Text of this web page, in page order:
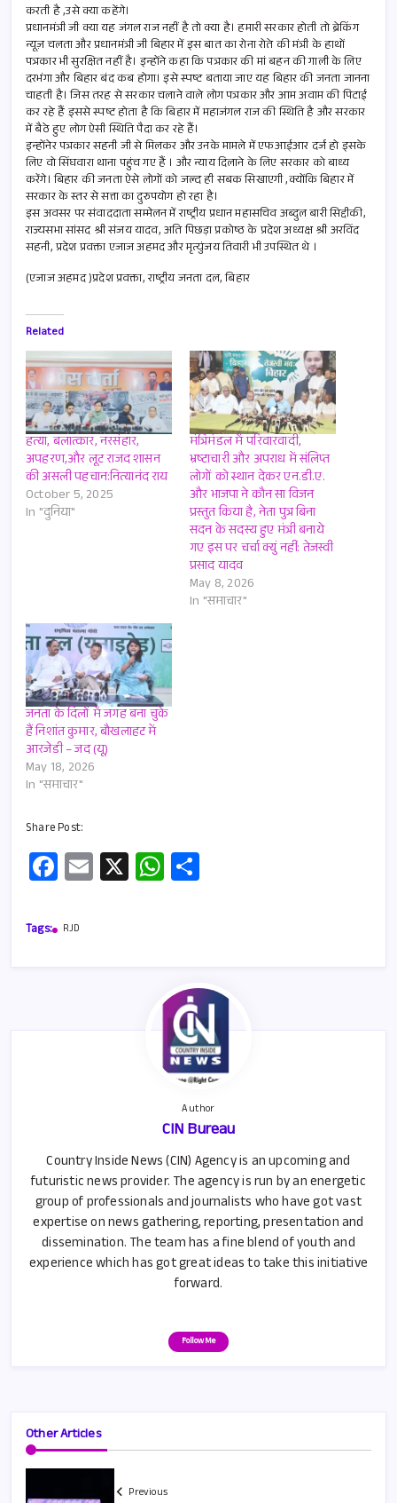
करती है ,उसे क्या कहेंगे।
प्रधानमंत्री जी क्या यह जंगल राज नहीं है तो क्या है। हमारी सरकार होती तो ब्रेकिंग
न्यूज़ चलता और प्रधानमंत्री जी बिहार में इस बात का रोना रोते की मंत्री के हाथों
पत्रकार भी सुरक्षित नहीं है। इन्होंने कहा कि पत्रकार की मां बहन की गाली के लिए
दरभंगा और बिहार बंद कब होगा। इसे स्पष्ट बताया जाए यह बिहार की जनता जानना
चाहती है। जिस तरह से सरकार चलाने वाले लोग पत्रकार और आम अवाम की पिटाई
कर रहे हैं इससे स्पष्ट होता है कि बिहार में महाजंगल राज की स्थिति है और सरकार
में बैठे हुए लोग ऐसी स्थिति पैदा कर रहे हैं।
इन्होंनेर पत्रकार सहनी जी से मिलकर और उनके मामले में एफआईआर दर्ज हो इसके
लिए वो सिंघवारा थाना पहुंच गए हैं । और न्याय दिलाने के लिए सरकार को बाध्य
करेंगे। बिहार की जनता ऐसे लोगों को जल्द ही सबक सिखाएगी ,क्योंकि बिहार में
सरकार के स्तर से सत्ता का दुरुपयोग हो रहा है।
इस अवसर पर संवाददाता सम्मेलन में राष्ट्रीय प्रधान महासचिव अब्दुल बारी सिद्दीकी,
राज्यसभा सांसद श्री संजय यादव, अति पिछड़ा प्रकोष्ठ के प्रदेश अध्यक्ष श्री अरविंद
सहनी, प्रदेश प्रवक्ता एजाज अहमद और मृत्युंजय तिवारी भी उपस्थित थे ।
(एजाज अहमद )प्रदेश प्रवक्ता, राष्ट्रीय जनता दल, बिहार
Related
हत्या, बलात्कार, नरसंहार,
अपहरण,और लूट राजद शासन
की असली पहचान:नित्यानंद राय
October 5, 2025
In "दुनिया"
मंत्रिमंडल में परिवारवादी,
भ्रष्टाचारी और अपराध में संलिप्त
लोगों को स्थान देकर एन.डी.ए.
और भाजपा ने कौन सा विजन
प्रस्तुत किया है, नेता पुत्र बिना
सदन के सदस्य हुए मंत्री बनाये
गए इस पर चर्चा क्युं नहीं: तेजस्वी
प्रसाद यादव
May 8, 2026
In "समाचार"
जनता के दिलों में जगह बना चुके
हैं निशांत कुमार, बौखलाहट में
आरजेडी – जद (यू)
May 18, 2026
In "समाचार"
Share Post:
Fa
ce
b
E
m
X W
h
A
p
p
Tags: RJD
Author
CIN Bureau
Country Inside News (CIN) Agency is an upcoming and
futuristic news provider. The agency is run by an energetic
group of professionals and journalists who have got vast
expertise on news gathering, reporting, presentation and
dissemination. The team has a fine blend of youth and
experience which has got great ideas to take this initiative
forward.
Follow Me
Other Articles
Previous